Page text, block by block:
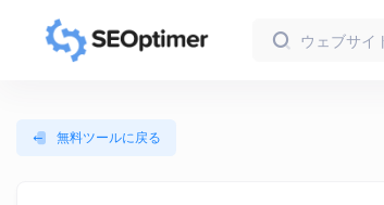
無料ツールに戻る